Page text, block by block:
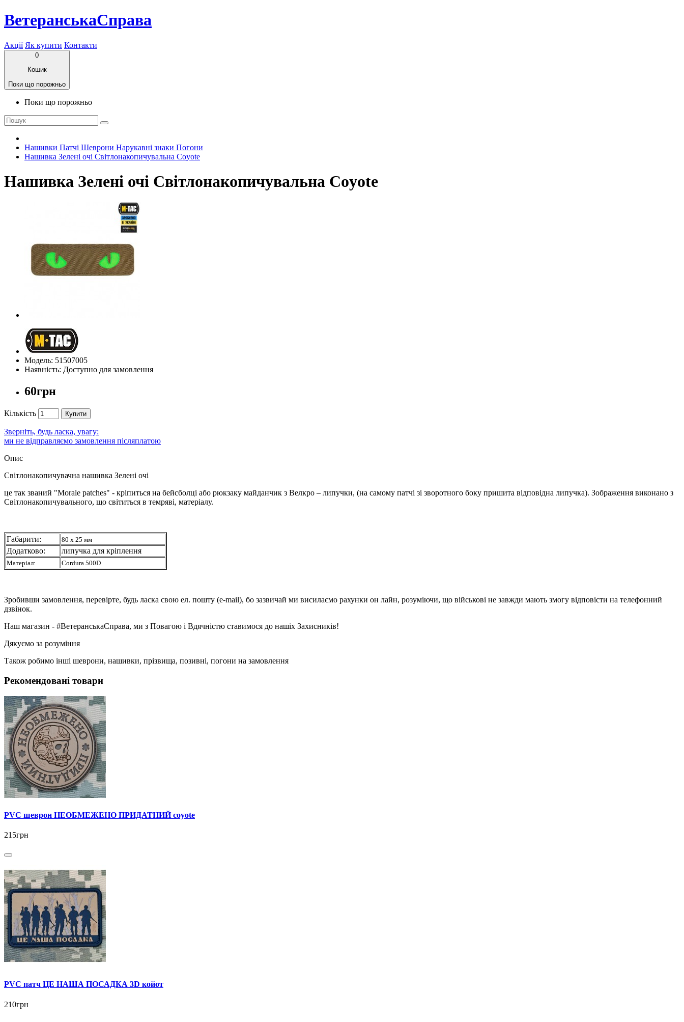
ВетеранськаСправа
Акції Як купити Контакти
0
Кошик
Поки що порожньо
Поки що порожньо
Нашивки Патчі Шеврони Нарукавні знаки Погони
Нашивка Зелені очі Світлонакопичувальна Coyote
Нашивка Зелені очі Світлонакопичувальна Coyote
Модель: 51507005
Наявність: Доступно для замовлення
60грн
Кількість Купити
Зверніть, будь ласка, увагу:
ми не відправляємо замовлення післяплатою
Опис
Світлонакопичувачна нашивка Зелені очі
це так званий "Morale patches" - кріпиться на бейсболці або рюкзаку майданчик з Велкро – липучки, (на самому патчі зі зворотного боку пришита відповідна липучка). Зображення виконано з
Світлонакопичувального, що світиться в темряві, матеріалу.
Габарити: 80 х 25 мм
Додатково: липучка для кріплення
Матеріал: Cordura 500D
Зробивши замовлення, перевірте, будь ласка свою ел. пошту (e-mail), бо зазвичай ми висилаємо рахунки он лайн, розуміючи, що військові не завжди мають змогу відповісти на телефонний
дзвінок.
Наш магазин - #ВетеранськаСправа, ми з Повагою і Вдячністю ставимося до нашіх Захисників!
Дякуємо за розуміння
Також робимо інші шеврони, нашивки, прізвища, позивні, погони на замовлення
Рекомендовані товари
PVC шеврон НЕОБМЕЖЕНО ПРИДАТНИЙ coyote
215грн
PVC патч ЦЕ НАША ПОСАДКА 3D койот
210грн